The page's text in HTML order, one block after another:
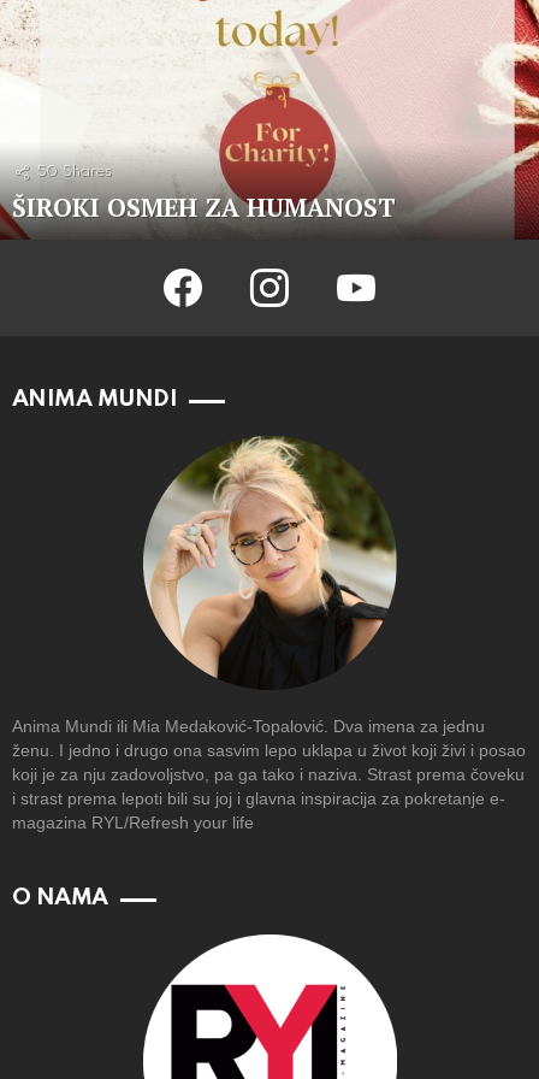
50 Shares
ŠIROKI OSMEH ZA HUMANOST
facebook instagram youtube
ANIMA MUNDI
Anima Mundi ili Mia Medaković-Topalović. Dva imena za jednu
ženu. I jedno i drugo ona sasvim lepo uklapa u život koji živi i posao
koji je za nju zadovoljstvo, pa ga tako i naziva. Strast prema čoveku
i strast prema lepoti bili su joj i glavna inspiracija za pokretanje e-
magazina RYL/Refresh your life
O NAMA